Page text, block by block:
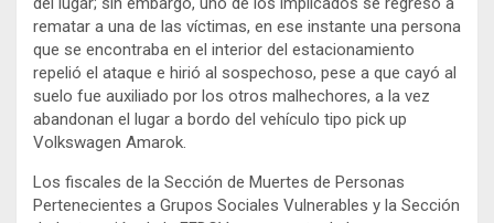
rematar a una de las víctimas, en ese instante una persona
que se encontraba en el interior del estacionamiento
repelió el ataque e hirió al sospechoso, pese a que cayó al
suelo fue auxiliado por los otros malhechores, a la vez
abandonan el lugar a bordo del vehículo tipo pick up
Volkswagen Amarok.
Los fiscales de la Sección de Muertes de Personas
Pertenecientes a Grupos Sociales Vulnerables y la Sección